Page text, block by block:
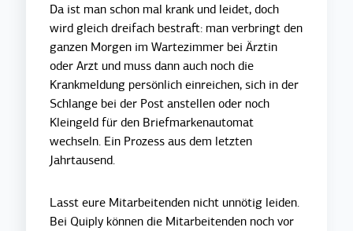
Da ist man schon mal krank und leidet, doch
wird gleich dreifach bestraft: man verbringt den
ganzen Morgen im Wartezimmer bei Ärztin
oder Arzt und muss dann auch noch die
Krankmeldung persönlich einreichen, sich in der
Schlange bei der Post anstellen oder noch
Kleingeld für den Briefmarkenautomat
wechseln. Ein Prozess aus dem letzten
Jahrtausend.
Lasst eure Mitarbeitenden nicht unnötig leiden.
Bei Quiply können die Mitarbeitenden noch vor